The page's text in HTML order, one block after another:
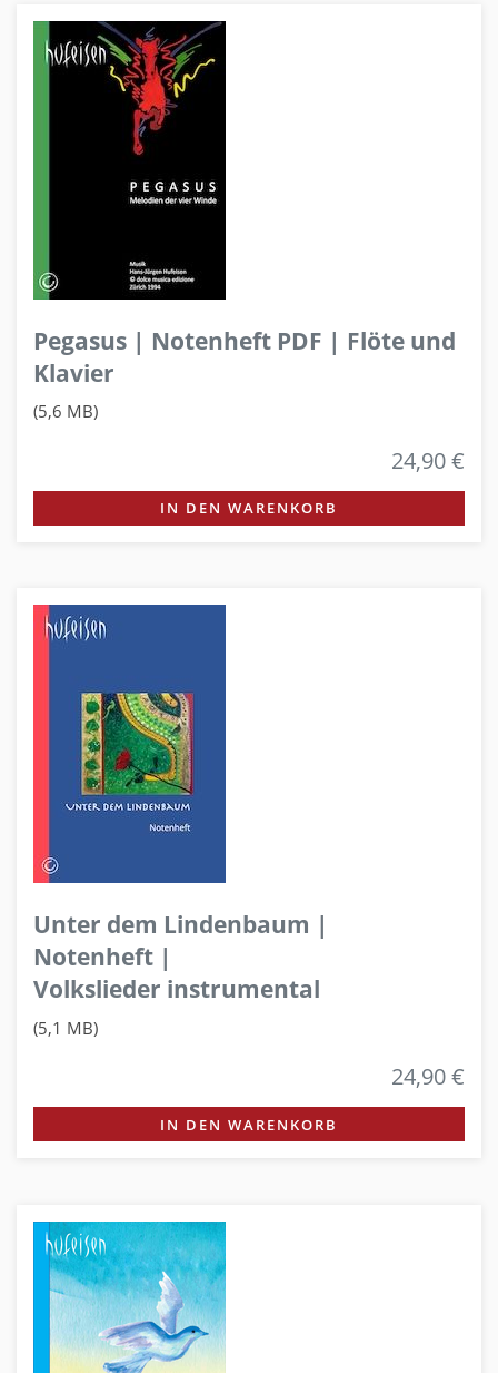
Pegasus | Notenheft PDF | Flöte und
Klavier
(5,6 MB)
24,90 €
IN DEN WARENKORB
Unter dem Lindenbaum |
Notenheft |
Volkslieder instrumental
(5,1 MB)
24,90 €
IN DEN WARENKORB